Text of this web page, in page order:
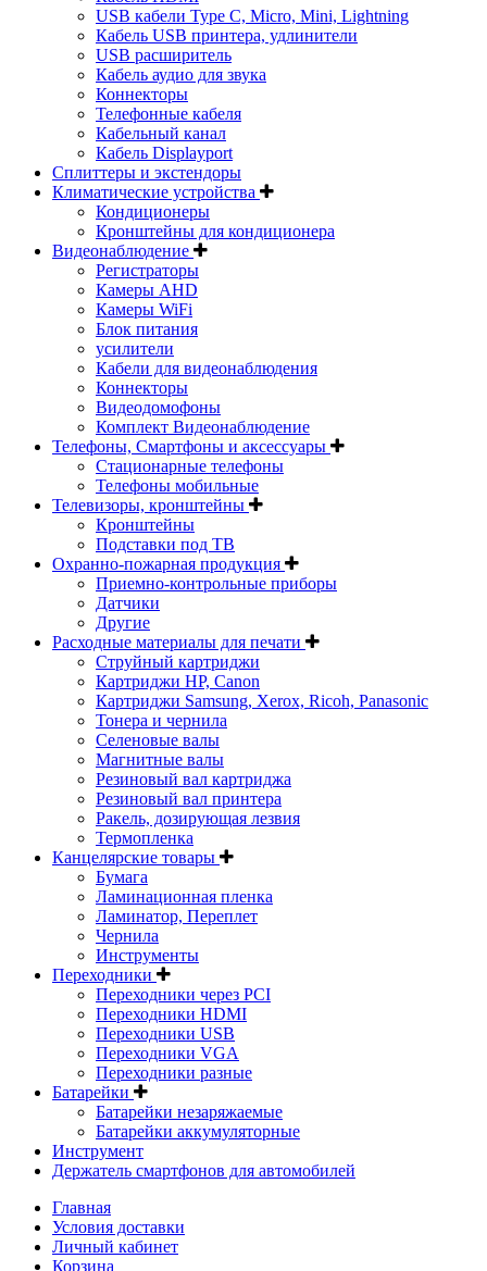
USB кабели Type C, Micro, Mini, Lightning
Кабель USB принтера, удлинители
USB расширитель
Кабель аудио для звука
Коннекторы
Телефонные кабеля
Кабельный канал
Кабель Displayport
Сплиттеры и экстендоры
Климатические устройства
Кондиционеры
Кронштейны для кондиционера
Видеонаблюдение
Регистраторы
Камеры AHD
Камеры WiFi
Блок питания
усилители
Кабели для видеонаблюдения
Коннекторы
Видеодомофоны
Комплект Видеонаблюдение
Телефоны, Смартфоны и аксессуары
Стационарные телефоны
Телефоны мобильные
Телевизоры, кронштейны
Кронштейны
Подставки под ТВ
Охранно-пожарная продукция
Приемно-контрольные приборы
Датчики
Другие
Расходные материалы для печати
Струйный картриджи
Картриджи HP, Canon
Картриджи Samsung, Xerox, Ricoh, Panasonic
Тонера и чернила
Селеновые валы
Магнитные валы
Резиновый вал картриджа
Резиновый вал принтера
Ракель, дозирующая лезвия
Термопленка
Канцелярские товары
Бумага
Ламинационная пленка
Ламинатор, Переплет
Чернила
Инструменты
Переходники
Переходники через PCI
Переходники HDMI
Переходники USB
Переходники VGA
Переходники разные
Батарейки
Батарейки незаряжаемые
Батарейки аккумуляторные
Инструмент
Держатель смартфонов для автомобилей
Главная
Условия доставки
Личный кабинет
Корзина